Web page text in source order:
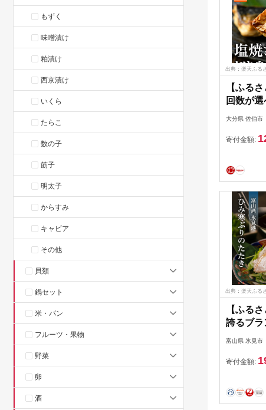
もずく
味噌漬け
粕漬け
西京漬け
いくら
たらこ
数の子
筋子
明太子
からすみ
キャビア
その他
貝類
鍋セット
米・パン
フルーツ・果物
野菜
卵
酒
出典：楽天ふる
【ふる
回数が
サバ 切
期便 お
け 個包
骨抜き
国産 お
サバ 焼
【DL24
賓館】
大分県 佐伯市
寄付金額:
出典：楽天ふる
【ふる
誇るブラ
炙った
富山県 氷見市
寄付金額: